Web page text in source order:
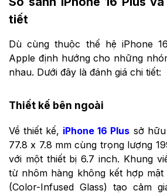
tiết
Dù cùng thuộc thế hệ iPhone
Apple định hướng cho những
nhau. Dưới đây là đánh giá chi tiết:
Thiết kế bên ngoài
Về thiết kế, iPhone 16 Plus sở
77.8 x 7.8 mm cùng trọng lượng
với một thiết bị 6.7 inch. Khung
từ nhôm hàng không kết hợp
(Color-Infused Glass) tạo cảm